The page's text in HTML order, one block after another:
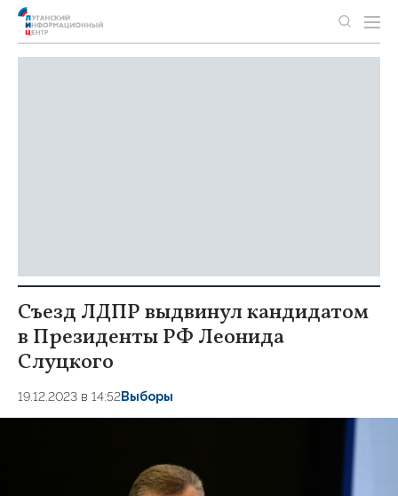
Съезд ЛДПР выдвинул кандидатом
в Президенты РФ Леонида
Слуцкого
19.12.2023 в 14:52Выборы